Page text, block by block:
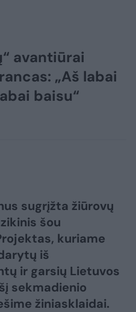
avantiūrai
„Aš labai
baisu“
sugrįžta žiūrovų
šou
kuriame
iš
ir garsių Lietuvos
sekmadienio
žiniasklaidai.